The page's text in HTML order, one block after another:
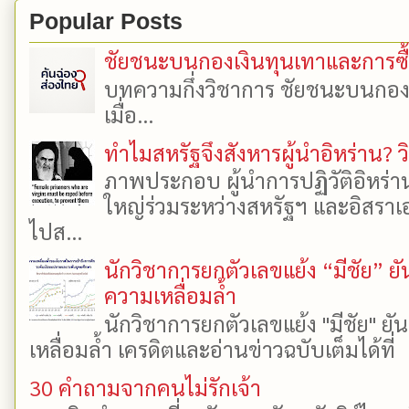
Popular Posts
ชัยชนะบนกองเงินทุนเทาและการ
บทความกึ่งวิชาการ ชัยชนะบนกอ
เมื่อ...
ทำไมสหรัฐจึงสังหารผู้นำอิหร่าน?
ภาพประกอบ ผู้นำการปฏิวัติอิหร่า
ใหญ่ร่วมระหว่างสหรัฐฯ และอิสรา
ไปส...
นักวิชาการยกตัวเลขแย้ง “มีชัย”
ความเหลื่อมล้ำ
นักวิชาการยกตัวเลขแย้ง "มีชัย"
เหลื่อมล้ำ เครดิตและอ่านข่าวฉบับเต็มได้
30 คำถามจากคนไม่รักเจ้า